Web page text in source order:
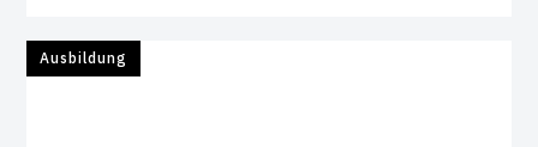
Ausbildung